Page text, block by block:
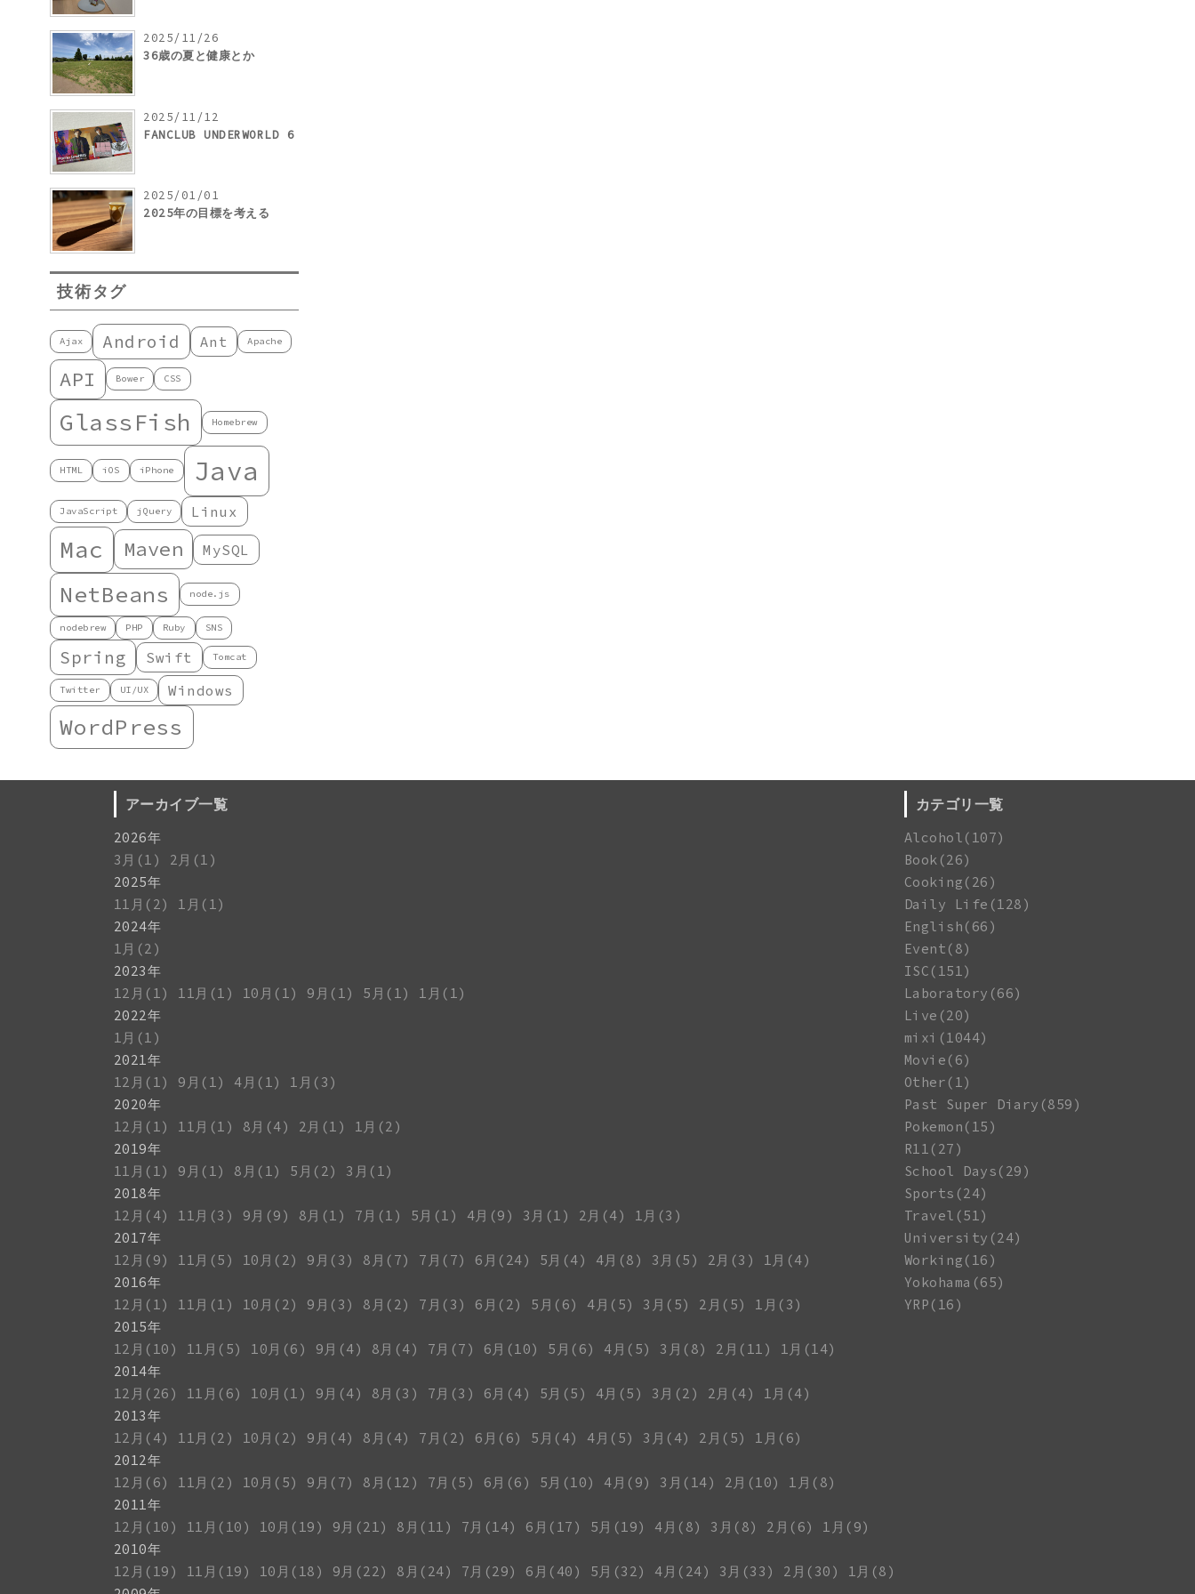
2025/11/26
36歳の夏と健康とか
2025/11/12
FANCLUB UNDERWORLD 6
2025/01/01
2025年の目標を考える
技術タグ
Ajax Android Ant Apache
API Bower CSS
GlassFish Homebrew
HTML iOS iPhone Java
JavaScript jQuery Linux
Mac Maven MySQL
NetBeans node.js
nodebrew PHP Ruby SNS
Spring Swift Tomcat
Twitter UI/UX Windows
WordPress
アーカイブ一覧
2026年
3月(1)
2月(1)
2025年
11月(2)
1月(1)
2024年
1月(2)
2023年
12月(1)
11月(1) 10月(1) 9月(1) 5月(1)
1月(1)
2022年
1月(1)
2021年
12月(1)
9月(1) 4月(1)
1月(3)
2020年
12月(1)
11月(1) 8月(4) 2月(1)
1月(2)
2019年
11月(1)
9月(1) 8月(1) 5月(2)
3月(1)
2018年
12月(4)
11月(3) 9月(9) 8月(1) 7月(1) 5月(1) 4月(9) 3月(1) 2月(4)
1月(3)
2017年
12月(9)
11月(5) 10月(2) 9月(3) 8月(7) 7月(7) 6月(24) 5月(4) 4月(8) 3月(5) 2月(3)
1月(4)
2016年
12月(1)
11月(1) 10月(2) 9月(3) 8月(2) 7月(3) 6月(2) 5月(6) 4月(5) 3月(5) 2月(5)
1月(3)
2015年
12月(10)
11月(5) 10月(6) 9月(4) 8月(4) 7月(7) 6月(10) 5月(6) 4月(5) 3月(8) 2月(11)
1月(14)
2014年
12月(26)
11月(6) 10月(1) 9月(4) 8月(3) 7月(3) 6月(4) 5月(5) 4月(5) 3月(2) 2月(4)
1月(4)
2013年
12月(4)
11月(2) 10月(2) 9月(4) 8月(4) 7月(2) 6月(6) 5月(4) 4月(5) 3月(4) 2月(5)
1月(6)
2012年
12月(6)
11月(2) 10月(5) 9月(7) 8月(12) 7月(5) 6月(6) 5月(10) 4月(9) 3月(14) 2月(10)
1月(8)
2011年
12月(10)
11月(10) 10月(19) 9月(21) 8月(11) 7月(14) 6月(17) 5月(19) 4月(8) 3月(8) 2月(6)
1月(9)
2010年
12月(19)
11月(19) 10月(18) 9月(22) 8月(24) 7月(29) 6月(40) 5月(32) 4月(24) 3月(33) 2月(30)
1月(8)
カテゴリ一覧
Alcohol(107)
Book(26)
Cooking(26)
Daily Life(128)
English(66)
Event(8)
ISC(151)
Laboratory(66)
Live(20)
mixi(1044)
Movie(6)
Other(1)
Past Super Diary(859)
Pokemon(15)
R11(27)
School Days(29)
Sports(24)
Travel(51)
University(24)
Working(16)
Yokohama(65)
YRP(16)